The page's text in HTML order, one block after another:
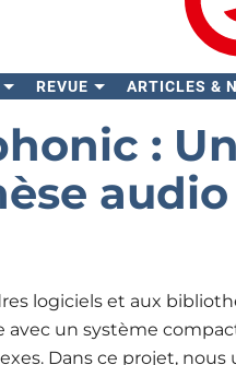
REVUE ARTICLES &
:
logiciels et aux
avec un système
Dans ce projet, nous